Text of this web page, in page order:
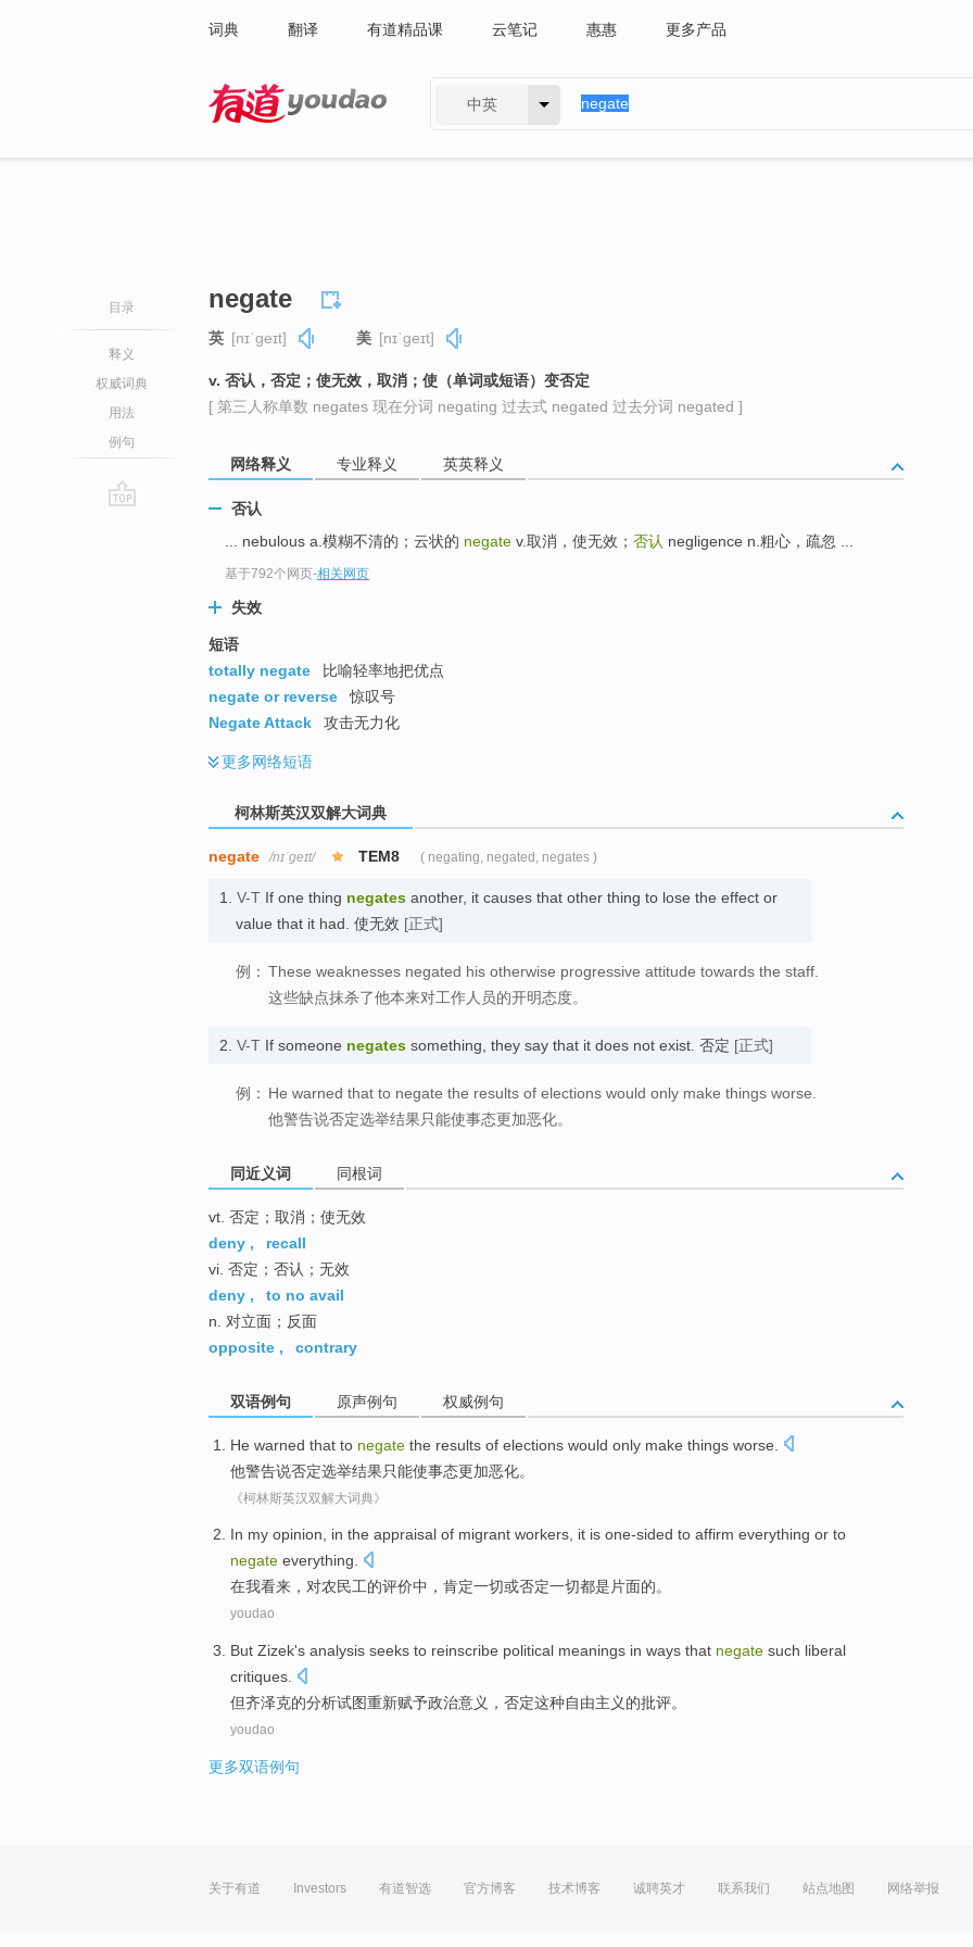
词典 翻译 有道精品课 云笔记 惠惠 更多产品
中英
目录
释义
权威词典
用法
例句
negate
英 [nɪˈɡeɪt] 美 [nɪˈɡeɪt]
v. 否认，否定；使无效，取消；使（单词或短语）变否定
[ 第三人称单数 negates 现在分词 negating 过去式 negated 过去分词 negated ]
网络释义 专业释义 英英释义
否认
... nebulous a.模糊不清的；云状的 negate v.取消，使无效； 否认 negligence n.粗心，疏忽 ...
基于792个网页-相关网页
失效
短语
totally negate
比喻轻率地把优点
negate or reverse
惊叹号
Negate Attack
攻击无力化
更多网络短语
柯林斯英汉双解大词典
negate /nɪˈɡeɪt/ TEM8 ( negating, negated, negates )
1. V-T If one thing negates another, it causes that other thing to lose the effect or
value that it had. 使无效 [正式]
例： These weaknesses negated his otherwise progressive attitude towards the staff.
这些缺点抹杀了他本来对工作人员的开明态度。
2. V-T If someone negates something, they say that it does not exist. 否定 [正式]
例： He warned that to negate the results of elections would only make things worse.
他警告说否定选举结果只能使事态更加恶化。
同近义词 同根词
vt. 否定；取消；使无效
deny ,
recall
vi. 否定；否认；无效
deny ,
to no avail
n. 对立面；反面
opposite , contrary
双语例句 原声例句 权威例句
He warned that to negate the results of elections would only make things worse
他警告说否定选举结果只能使事态更加恶化。
《柯林斯英汉双解大词典》
In my opinion, in the appraisal of migrant workers, it is one-sided to affirm everything or to
negate everything.
在我看来 ，对农民工的评价中 ， 肯定一切或否定一切都是片面的。
youdao
But Zizek's analysis seeks to reinscribe political meanings in ways that negate such liberal
critiques
但齐泽克的分析试图重新赋予政治意义 ， 否定这种自由主义的批评。
youdao
更多双语例句
关于有道 Investors 有道智选 官方博客 技术博客 诚聘英才 联系我们 站点地图 网络举报